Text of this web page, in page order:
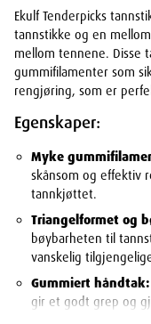
Ekulf Tenderpicks
tannstikke og en
mellom tennene. Disse
gummifilamenter som
rengjøring, som er
Egenskaper:
Myke
skånsom og effektiv
tannkjøttet.
Triangelformet og
bøybarheten til
vanskelig
Gummiert håndtak:
gir et godt grep og